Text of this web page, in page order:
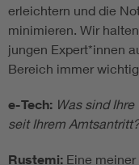
erleichtern und die
minimieren. Wir
jungen Expert*innen
Bereich immer
e-Tech: Was sind
seit Ihrem Amtsantritt?
Rustemi: Eine